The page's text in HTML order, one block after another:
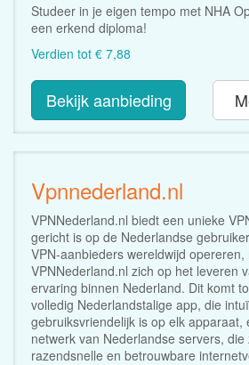
Studeer in je eigen tempo met NHA
een erkend diploma!
Verdien tot € 7,88
Bekijk aanbieding
Vpnnederland.nl
VPNNederland.nl biedt een unieke
gericht is op de Nederlandse
VPN-aanbieders wereldwijd opereren,
VPNNederland.nl zich op het leveren
ervaring binnen Nederland. Dit komt
volledig Nederlandstalige app, die
gebruiksvriendelijk is op elk apparaat,
netwerk van Nederlandse servers,
razendsnelle en betrouwbare